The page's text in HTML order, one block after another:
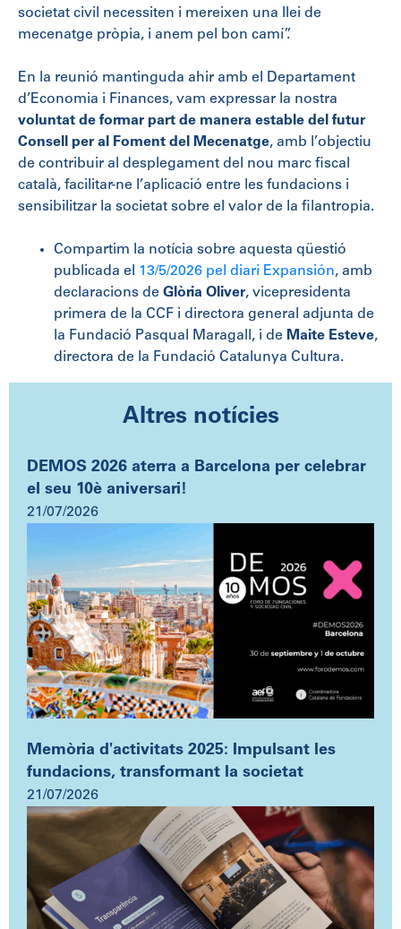
societat civil necessiten i mereixen una llei de
mecenatge pròpia, i anem pel bon camí”.
En la reunió mantinguda ahir amb el Departament
d’Economia i Finances, vam expressar la nostra
voluntat de formar part de manera estable del futur
Consell per al Foment del Mecenatge, amb l’objectiu
de contribuir al desplegament del nou marc fiscal
català, facilitar-ne l’aplicació entre les fundacions i
sensibilitzar la societat sobre el valor de la filantropia.
Compartim la notícia sobre aquesta qüestió
publicada el
13/5/2026 pel diari Expansión, amb
declaracions de Glòria Oliver, vicepresidenta
primera de la CCF i directora general adjunta de
la Fundació Pasqual Maragall, i de Maite Esteve,
directora de la Fundació Catalunya Cultura.
Altres notícies
DEMOS 2026 aterra a Barcelona per celebrar
el seu 10è aniversari!
21/07/2026
Memòria d'activitats 2025: Impulsant les
fundacions, transformant la societat
21/07/2026